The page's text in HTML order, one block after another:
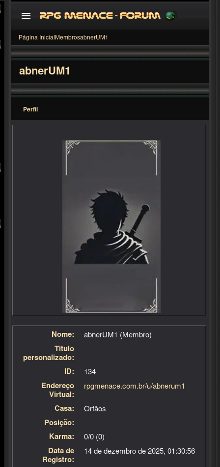
Página Inicial MembrosabnerUM1
abnerUM1
Perfil
Nome:
abnerUM1 (Membro)
Titulo
personalizado:
ID:
134
Endereço
Virtual:
rpgmenace.com.br/u/abnerum1
Casa:
Órfãos
Posição:
Karma:
0/0 (0)
Data de
Registro:
14 de dezembro de 2025, 01:30:56